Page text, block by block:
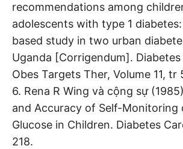
recommendations among
adolescents with type 1
based study in two urban
Uganda [Corrigendum].
Obes Targets Ther, Volume 11, tr
6. Rena R Wing và cộng sự
and Accuracy of Self-Monitoring
Glucose in Children. Diabetes
218.